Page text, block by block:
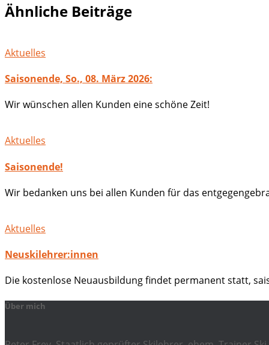
Ähnliche Beiträge
Aktuelles
Saisonende, So., 08. März 2026:
Wir wünschen allen Kunden eine schöne Zeit!
Aktuelles
Saisonende!
Wir bedanken uns bei allen Kunden für das
Aktuelles
Neuskilehrer:innen
Die kostenlose Neuausbildung findet permanent statt,
Über mich